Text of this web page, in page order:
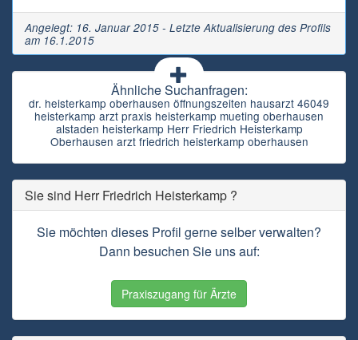
Angelegt: 16. Januar 2015 - Letzte Aktualisierung des Profils
am 16.1.2015
Ähnliche Suchanfragen:
dr. heisterkamp oberhausen öffnungszeiten hausarzt 46049
heisterkamp arzt praxis heisterkamp mueting oberhausen
alstaden heisterkamp Herr Friedrich Heisterkamp
Oberhausen arzt friedrich heisterkamp oberhausen
Sie sind Herr Friedrich Heisterkamp ?
Sie möchten dieses Profil gerne selber verwalten?
Dann besuchen Sie uns auf:
Praxiszugang für Ärzte